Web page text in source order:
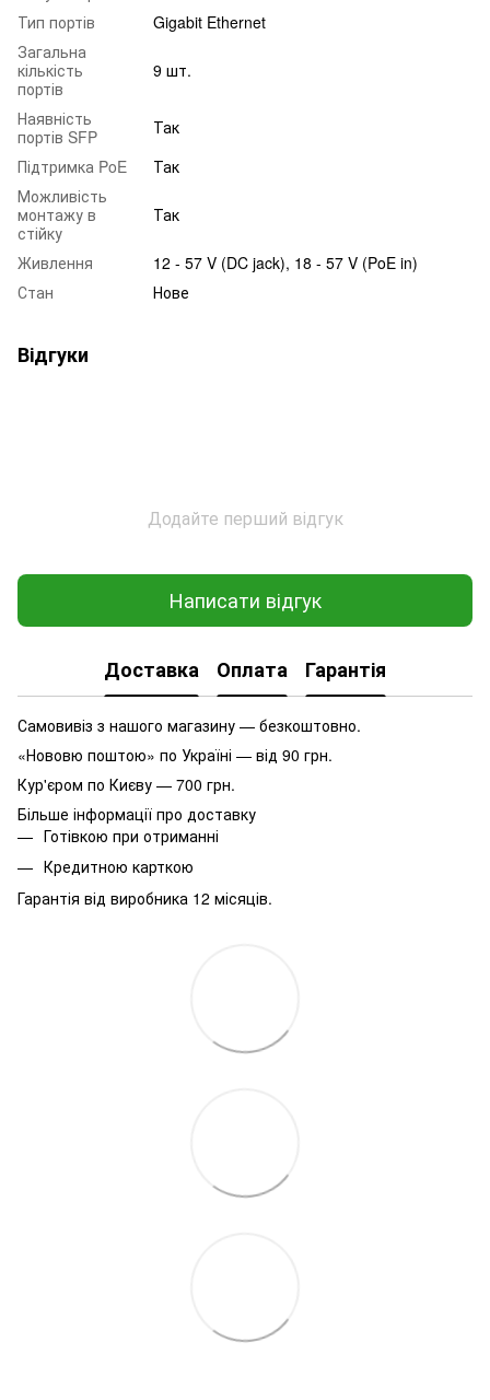
Тип портів
Gigabit Ethernet
Загальна
кількість
портів
9 шт.
Наявність
портів SFP
Так
Підтримка PoE
Так
Можливість
монтажу в
стійку
Так
Живлення
12 - 57 V (DC jack), 18 - 57 V (PoE in)
Стан
Нове
Відгуки
Додайте перший відгук
Написати відгук
Доставка Оплата Гарантія
Самовивіз з нашого магазину — безкоштовно.
«Нововю поштою» по Україні — від 90 грн.
Кур'єром по Києву — 700 грн.
Більше інформації про доставку
Готівкою при отриманні
Кредитною карткою
Гарантія від виробника 12 місяців.